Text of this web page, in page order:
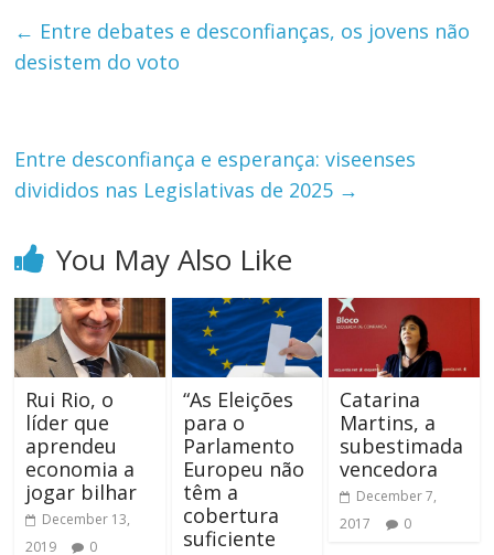
← Entre debates e desconfianças, os jovens não
desistem do voto
Entre desconfiança e esperança: viseenses
divididos nas Legislativas de 2025 →
You May Also Like
Rui Rio, o
líder que
aprendeu
economia a
jogar bilhar
December 13,
2019
0
“As Eleições
para o
Parlamento
Europeu não
têm a
cobertura
suficiente
Catarina
Martins, a
subestimada
vencedora
December 7,
2017
0